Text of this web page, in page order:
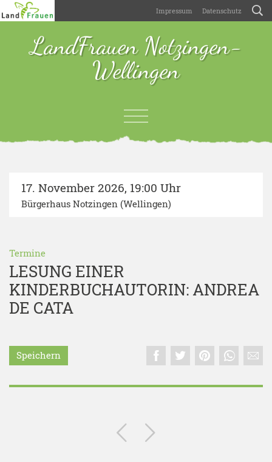
Impressum Datenschutz
LandFrauen Notzingen-
Wellingen
17. November 2026, 19:00 Uhr
Bürgerhaus Notzingen (Wellingen)
Termine
LESUNG EINER
KINDERBUCHAUTORIN: ANDREA
DE CATA
Speichern